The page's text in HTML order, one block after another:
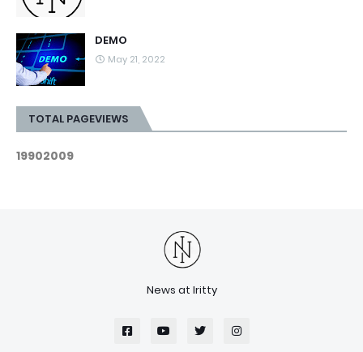
DEMO
May 21, 2022
TOTAL PAGEVIEWS
19902009
News at Iritty